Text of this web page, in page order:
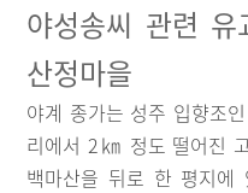
야성송씨 관련
산정마을
야계 종가는 성주 입향조
리에서 2㎞ 정도 떨어진
백마산을 뒤로 한 평지에